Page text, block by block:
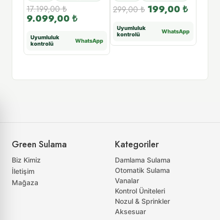
17.199,00₺
9.099,00 ₺
Uyumluluk
kontrolü
WhatsApp
299,00₺ 199,00 ₺
Uyumluluk
kontrolü
WhatsApp
Green Sulama
Biz Kimiz
İletişim
Mağaza
Kategoriler
Damlama Sulama
Otomatik Sulama
Vanalar
Kontrol Üniteleri
Nozul & Sprinkler
Aksesuar